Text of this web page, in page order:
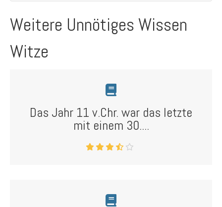
Weitere Unnötiges Wissen
Witze
Das Jahr 11 v.Chr. war das letzte
mit einem 30....